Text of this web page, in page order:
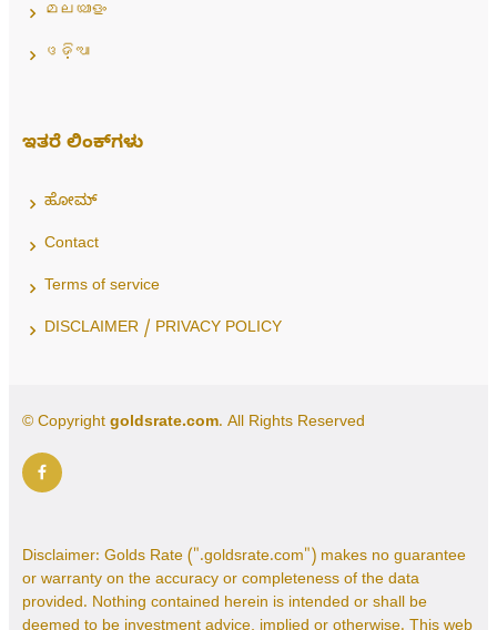
മലയാളം
ଓଡ଼ିଆ
ಇತರೆ ಲಿಂಕ್‌ಗಳು
ಹೋಮ್
Contact
Terms of service
DISCLAIMER / PRIVACY POLICY
© Copyright goldsrate.com. All Rights Reserved
Disclaimer: Golds Rate (".goldsrate.com") makes no guarantee
or warranty on the accuracy or completeness of the data
provided. Nothing contained herein is intended or shall be